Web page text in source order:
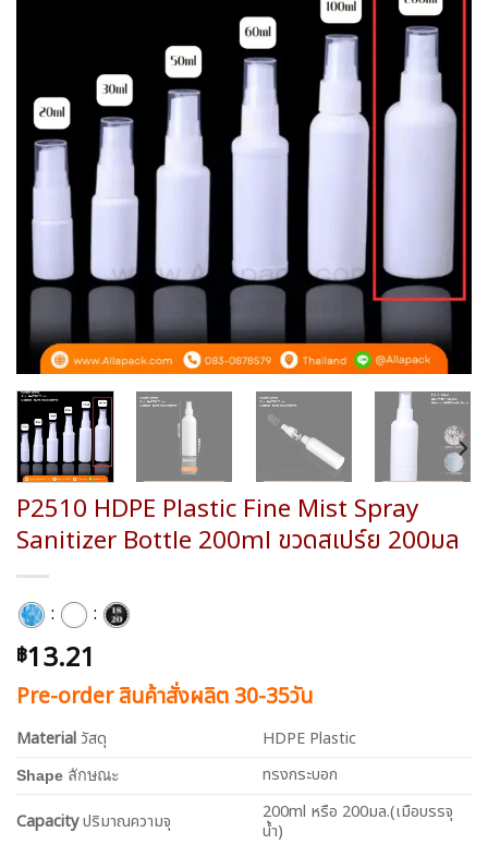
Add to
wishlist
P2510 HDPE Plastic Fine Mist Spray
Sanitizer Bottle 200ml ขวดสเปร์ย 200มล
: :
฿13.21
Pre-order สินค้าสั่งผลิต 30-35วัน
Material วัสดุ HDPE Plastic
Shape ลักษณะ ทรงกระบอก
Capacityปริมาณความจุ
200ml หรือ 200มล.(เมือบรรจุ
น้ำ)